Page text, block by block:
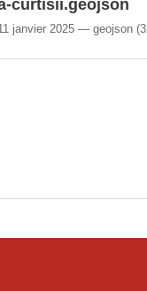
curtisii.geojson
janvier 2025 geojson